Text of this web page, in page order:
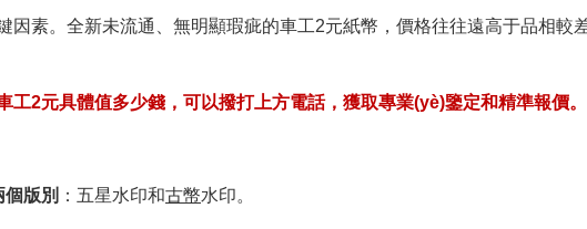
素。全新未流通、無明顯瑕疵的車工2元紙幣，價格往往遠高于品相較差
2元具體值多少錢，可以撥打上方電話，獲取專業(yè)鑒定和精準報價。
版別 ：五星水印和古幣水印。